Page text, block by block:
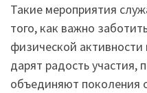
Такие мероприятия
того, как важно
физической
дарят радость
объединяют поколения